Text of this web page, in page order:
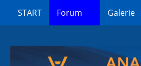
START Forum Galerie